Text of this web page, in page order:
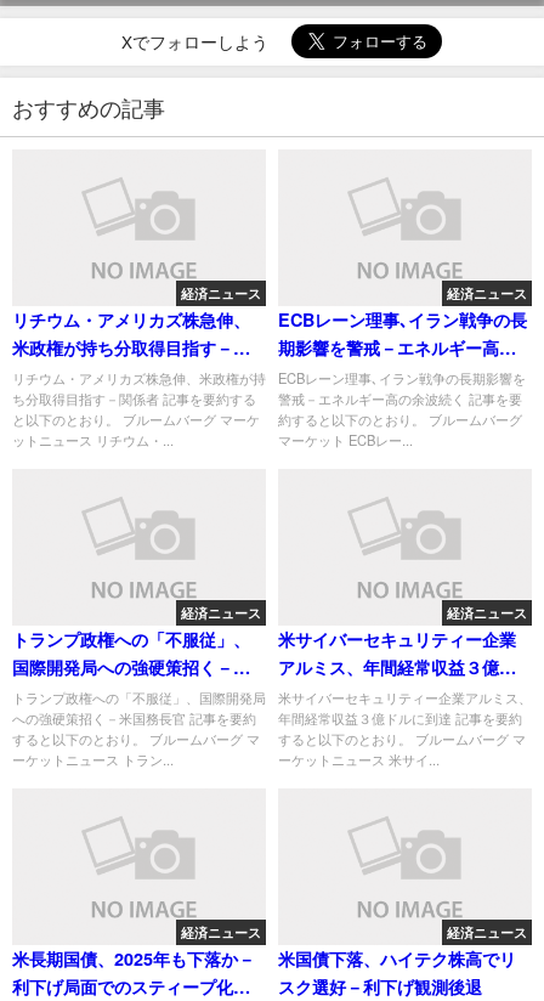
Xでフォローしよう
おすすめの記事
経済ニュース
リチウム・アメリカズ株急伸、
米政権が持ち分取得目指す－関
係者
リチウム・アメリカズ株急伸、米政権が持
ち分取得目指す－関係者 記事を要約する
と以下のとおり。 ブルームバーグ マーケ
ットニュース リチウム・...
経済ニュース
ECBレーン理事､イラン戦争の長
期影響を警戒－エネルギー高の
余波続く
ECBレーン理事､イラン戦争の長期影響を
警戒－エネルギー高の余波続く 記事を要
約すると以下のとおり。 ブルームバーグ
マーケット ECBレー...
経済ニュース
トランプ政権への「不服従」、
国際開発局への強硬策招く－米
国務長官
トランプ政権への「不服従」、国際開発局
への強硬策招く－米国務長官 記事を要約
すると以下のとおり。 ブルームバーグ マ
ーケットニュース トラン...
経済ニュース
米サイバーセキュリティー企業
アルミス、年間経常収益３億ド
ルに到達
米サイバーセキュリティー企業アルミス、
年間経常収益３億ドルに到達 記事を要約
すると以下のとおり。 ブルームバーグ マ
ーケットニュース 米サイ...
経済ニュース
米長期国債、2025年も下落か－
利下げ局面でのスティープ化取
経済ニュース
米国債下落、ハイテク株高でリ
スク選好－利下げ観測後退